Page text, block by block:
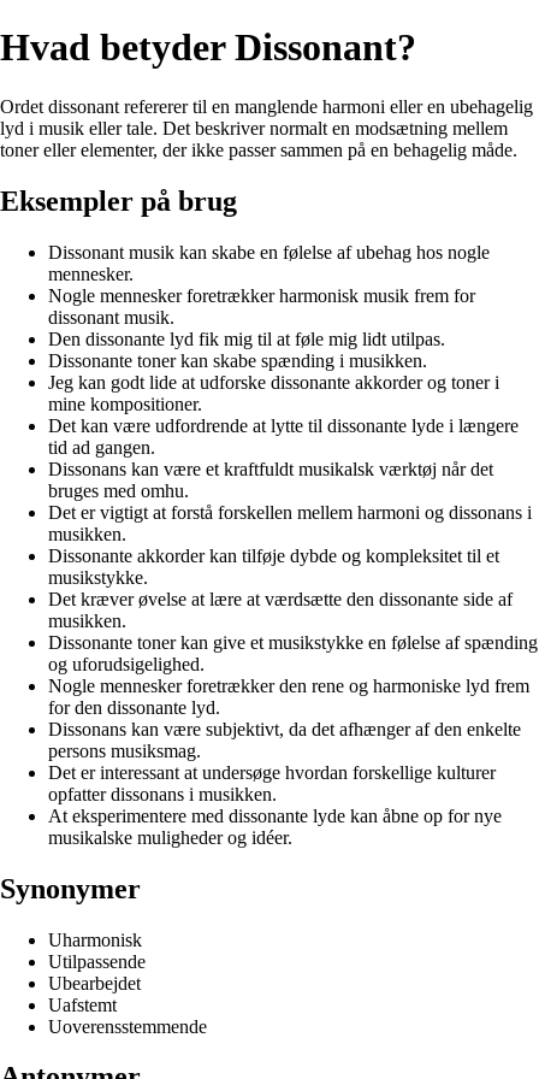
Hvad betyder Dissonant?
Ordet dissonant refererer til en manglende harmoni eller en ubehagelig
lyd i musik eller tale. Det beskriver normalt en modsætning mellem
toner eller elementer, der ikke passer sammen på en behagelig måde.
Eksempler på brug
Dissonant musik kan skabe en følelse af ubehag hos nogle
mennesker.
Nogle mennesker foretrækker harmonisk musik frem for
dissonant musik.
Den dissonante lyd fik mig til at føle mig lidt utilpas.
Dissonante toner kan skabe spænding i musikken.
Jeg kan godt lide at udforske dissonante akkorder og toner i
mine kompositioner.
Det kan være udfordrende at lytte til dissonante lyde i længere
tid ad gangen.
Dissonans kan være et kraftfuldt musikalsk værktøj når det
bruges med omhu.
Det er vigtigt at forstå forskellen mellem harmoni og dissonans i
musikken.
Dissonante akkorder kan tilføje dybde og kompleksitet til et
musikstykke.
Det kræver øvelse at lære at værdsætte den dissonante side af
musikken.
Dissonante toner kan give et musikstykke en følelse af spænding
og uforudsigelighed.
Nogle mennesker foretrækker den rene og harmoniske lyd frem
for den dissonante lyd.
Dissonans kan være subjektivt, da det afhænger af den enkelte
persons musiksmag.
Det er interessant at undersøge hvordan forskellige kulturer
opfatter dissonans i musikken.
At eksperimentere med dissonante lyde kan åbne op for nye
musikalske muligheder og idéer.
Synonymer
Uharmonisk
Utilpassende
Ubearbejdet
Uafstemt
Uoverensstemmende